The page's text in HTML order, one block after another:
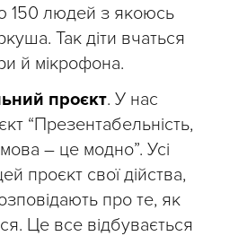
150 людей з якоюсь
Так діти вчаться
й мікрофона.
проєкт. У нас
“Презентабельність,
– це модно”. Усі
проєкт свої дійства,
про те, як
Це все відбувається